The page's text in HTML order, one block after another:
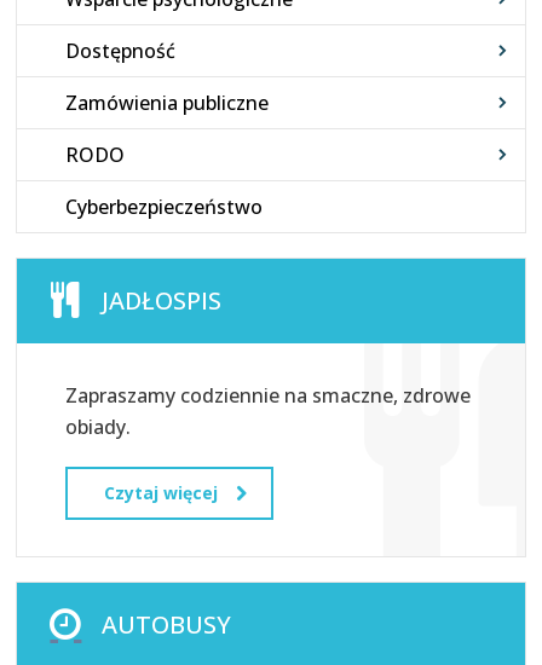
Dostępność
Zamówienia publiczne
RODO
Cyberbezpieczeństwo
JADŁOSPIS
Zapraszamy codziennie na smaczne, zdrowe
obiady.
Czytaj więcej
AUTOBUSY